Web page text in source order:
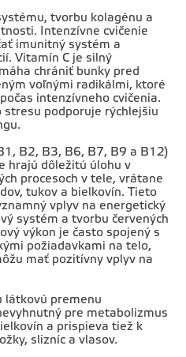
tvorbu kolagénu a
Intenzívne cvičenie
imunitný systém a
Vitamín C je silný
chrániť bunky pred
voľnými radikálmi, ktoré
intenzívneho cvičenia.
stresu podporuje rýchlejšiu
B2, B3, B6, B7, B9 a B12)
hrajú dôležitú úlohu v
procesoch v tele, vrátane
tukov a bielkovín. Tieto
vplyv na energetický
systém a tvorbu červených
výkon je často spojený s
požiadavkami na telo,
mať pozitívny vplyv na
látkovú premenu
pre metabolizmus
a prispieva tiež k
slizníc a vlasov.